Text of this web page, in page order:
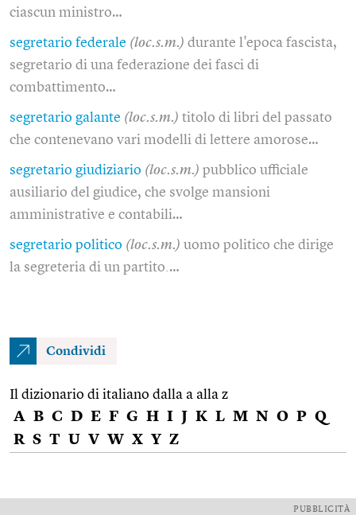
ciascun ministro…
segretario federale (loc.s.m.) durante l'epoca fascista,
segretario di una federazione dei fasci di
combattimento…
segretario galante (loc.s.m.) titolo di libri del passato
che contenevano vari modelli di lettere amorose…
segretario giudiziario (loc.s.m.) pubblico ufficiale
ausiliario del giudice, che svolge mansioni
amministrative e contabili…
segretario politico (loc.s.m.) uomo politico che dirige
la segreteria di un partito.…
Condividi
Il dizionario di italiano dalla a alla z
A B C D E F G H I J K L M N O P Q
R S T U V W X Y Z
PUBBLICITÀ